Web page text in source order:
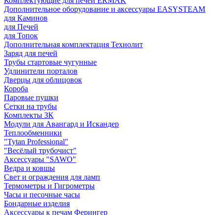
Дополнительное оборудование и аксессуары EASYSTEAM
для Каминов
для Печей
для Топок
Дополнительная комплектация Технолит
Заряд для печей
Трубы стартовые чугунные
Удлинители порталов
Дверцы для облицовок
Короба
Паровые пушки
Сетки на трубы
Комплекты ЗК
Модули для Авангард и Искандер
Теплообменники
"Tytan Professional"
"Весёлый трубочист"
Аксессуары "SAWO"
Ведра и ковшы
Свет и ограждения для ламп
Термометры и Гигрометры
Часы и песочные часы
Бондарные изделия
Аксессуары к печам Ферингер